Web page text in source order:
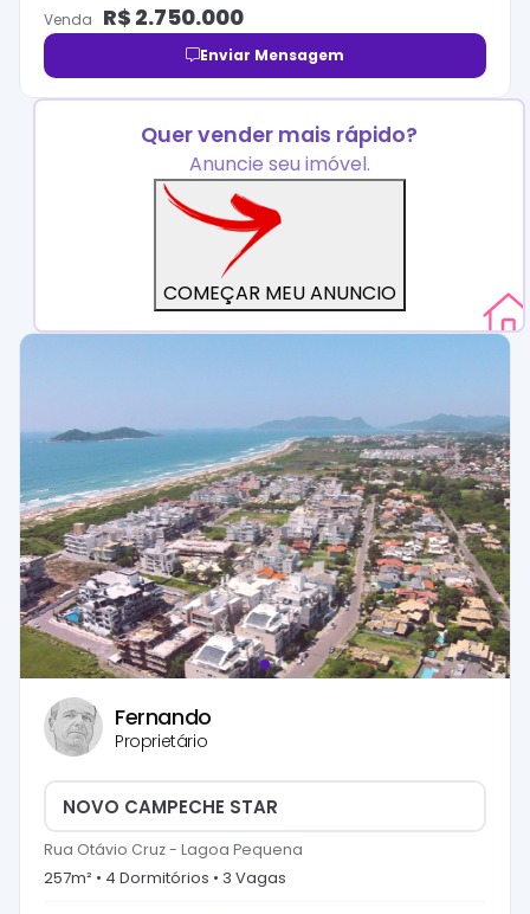
Venda R$ 2.750.000
Enviar Mensagem
Quer vender mais rápido?
Anuncie seu imóvel.
COMEÇAR MEU ANUNCIO
Fernando
Proprietário
NOVO CAMPECHE STAR
Rua Otávio Cruz- Lagoa Pequena
257m² • 4 Dormitórios • 3 Vagas